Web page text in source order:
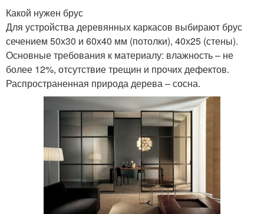
Какой нужен брус
Для устройства деревянных каркасов выбирают брус
сечением 50х30 и 60х40 мм (потолки), 40х25 (стены).
Основные требования к материалу: влажность – не
более 12%, отсутствие трещин и прочих дефектов.
Распространенная природа дерева – сосна.